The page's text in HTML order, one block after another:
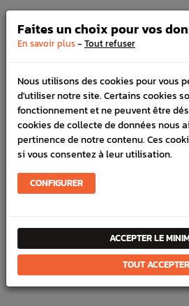
DÉTAILS DU PRODUIT
VÉHICULES COMPATIBLE
Marque :INVIDIA
Référence :2560
FICHE TECHNIQUE
Échappement
DANSLA
Faites un choix pour vos
En savoir plus- Tout refuser
Nous utilisons des cookies pour vous
d'utiliser notre site. Certains cookies
fonctionnement et ne peuvent être
cookies de collecte de données nous
pertinence de notre contenu. Ces
si vous consentez à leur utilisation.
CONFIGURER
ACCEPTER LE
TOUT ACCEPTER